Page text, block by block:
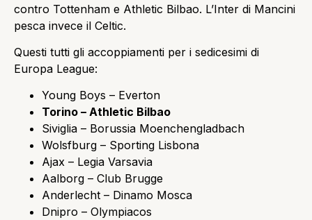
contro Tottenham e Athletic Bilbao. L’Inter di Mancini
pesca invece il Celtic.
Questi tutti gli accoppiamenti per i sedicesimi di
Europa League:
Young Boys – Everton
Torino – Athletic Bilbao
Siviglia – Borussia Moenchengladbach
Wolsfburg – Sporting Lisbona
Ajax – Legia Varsavia
Aalborg – Club Brugge
Anderlecht – Dinamo Mosca
Dnipro – Olympiacos